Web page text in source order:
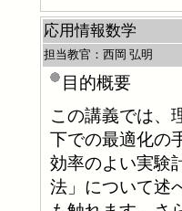
応用情報数学
担当教官：西岡 弘明
目的概要
この講義では、
下での最適化の
効率のよい実験
法」について述